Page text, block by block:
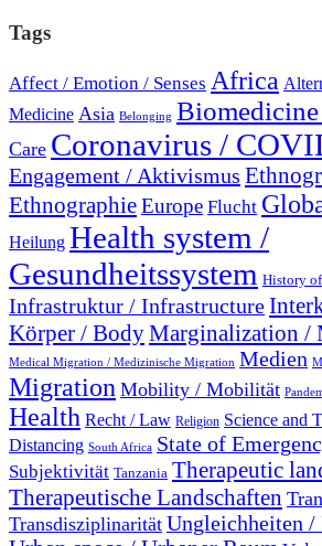
Tags
Affect / Emotion / Senses Africa
Medicine Asia Belonging
Care Coronavirus /
Engagement / Aktivismus
EthnographieEurope Flucht
Heilung Health system /
Gesundheitssystem History
Infrastruktur / Infrastructure
Körper / BodyMarginalization /
Medical Migration / Medizinische Migration Medien
Migration Mobility / Mobilität
Health Recht / Law Religion Science and
Distancing South Africa State of
Subjektivität Tanzania Therapeutic
Therapeutische Landschaften
Transdisziplinarität Ungleichheiten /